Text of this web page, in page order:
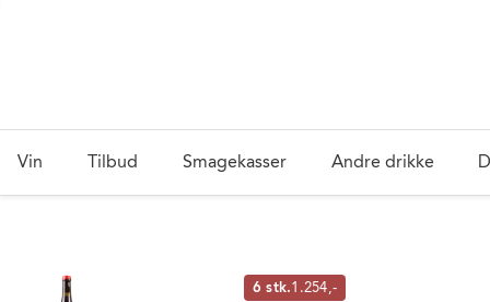
Vin Tilbud Smagekasser Andre drikke
6 stk.1.254,-